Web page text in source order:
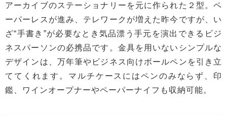
アーカイブのステーショナリーを元に作られた２型。ペ
ーパーレスが進み、テレワークが増えた昨今ですが、い
ざ“手書き”が必要なとき気品漂う手元を演出できるビジ
ネスパーソンの必携品です。金具を用いないシンプルな
デザインは、万年筆やビジネス向けボールペンを引き立
ててくれます。マルチケースにはペンのみならず、印
鑑、ワインオープナーやペーパーナイフも収納可能。